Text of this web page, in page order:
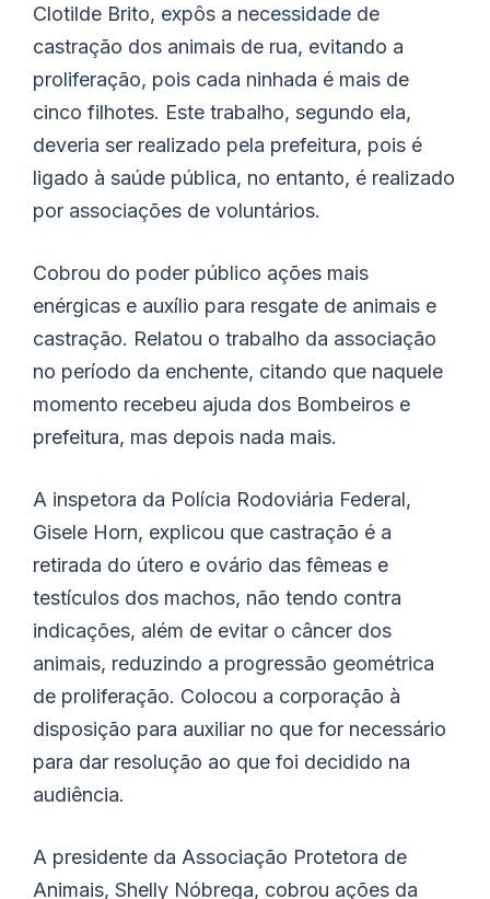
Clotilde Brito, expôs a necessidade de
castração dos animais de rua, evitando a
proliferação, pois cada ninhada é mais de
cinco filhotes. Este trabalho, segundo ela,
deveria ser realizado pela prefeitura, pois é
ligado à saúde pública, no entanto, é realizado
por associações de voluntários.
Cobrou do poder público ações mais
enérgicas e auxílio para resgate de animais e
castração. Relatou o trabalho da associação
no período da enchente, citando que naquele
momento recebeu ajuda dos Bombeiros e
prefeitura, mas depois nada mais.
A inspetora da Polícia Rodoviária Federal,
Gisele Horn, explicou que castração é a
retirada do útero e ovário das fêmeas e
testículos dos machos, não tendo contra
indicações, além de evitar o câncer dos
animais, reduzindo a progressão geométrica
de proliferação. Colocou a corporação à
disposição para auxiliar no que for necessário
para dar resolução ao que foi decidido na
audiência.
A presidente da Associação Protetora de
Animais, Shelly Nóbrega, cobrou ações da